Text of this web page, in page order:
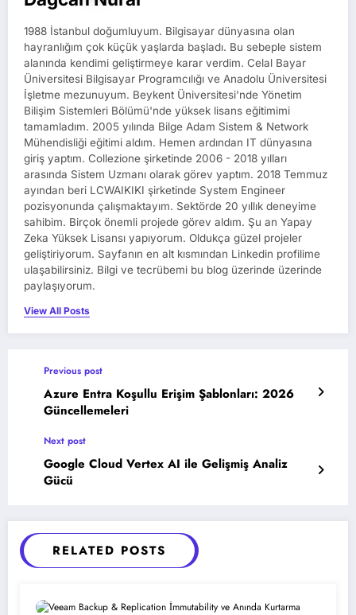
1988 İstanbul doğumluyum. Bilgisayar dünyasına olan
hayranlığım çok küçük yaşlarda başladı. Bu sebeple sistem
alanında kendimi geliştirmeye karar verdim. Celal Bayar
Üniversitesi Bilgisayar Programcılığı ve Anadolu Üniversitesi
İşletme mezunuyum. Beykent Üniversitesi'nde Yönetim
Bilişim Sistemleri Bölümü'nde yüksek lisans eğitimimi
tamamladım. 2005 yılında Bilge Adam Sistem & Network
Mühendisliği eğitimi aldım. Hemen ardından IT dünyasına
giriş yaptım. Collezione şirketinde 2006 - 2018 yılları
arasında Sistem Uzmanı olarak görev yaptım. 2018 Temmuz
ayından beri LCWAIKIKI şirketinde System Engineer
pozisyonunda çalışmaktayım. Sektörde 20 yıllık deneyime
sahibim. Birçok önemli projede görev aldım. Şu an Yapay
Zeka Yüksek Lisansı yapıyorum. Oldukça güzel projeler
geliştiriyorum. Sayfanın en alt kısmından Linkedin profilime
ulaşabilirsiniz. Bilgi ve tecrübemi bu blog üzerinde üzerinde
paylaşıyorum.
View All Posts
Previous post
Azure Entra Koşullu Erişim Şablonları: 2026
Güncellemeleri
Next post
Google Cloud Vertex AI ile Gelişmiş Analiz
Gücü
RELATED POSTS